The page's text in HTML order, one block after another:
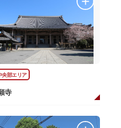
央部エリア
寺